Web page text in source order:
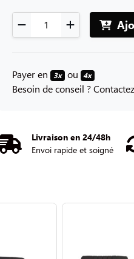
Payer en 3x ou 4x
Besoin de conseil ?
Livraison en 24/48h
Envoi rapide et soigné